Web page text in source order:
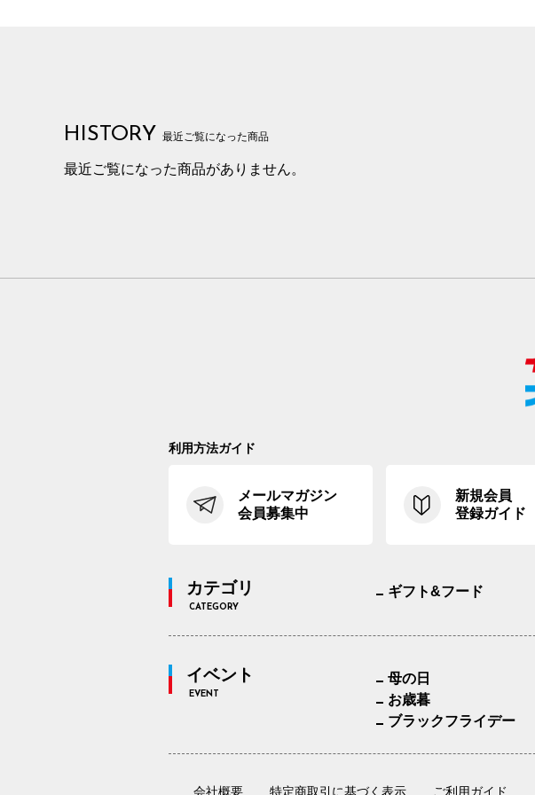
HISTORY 最近ご覧になった商品
最近ご覧になった商品がありません。
利用方法ガイド
メールマガジン
会員募集中
新規会員
登録ガイド
カテゴリ
CATEGORY
ギフト&フード
イベント
EVENT
母の日
お歳暮
ブラックフライデー
会社概要 特定商取引に基づく表示 ご利用ガイド